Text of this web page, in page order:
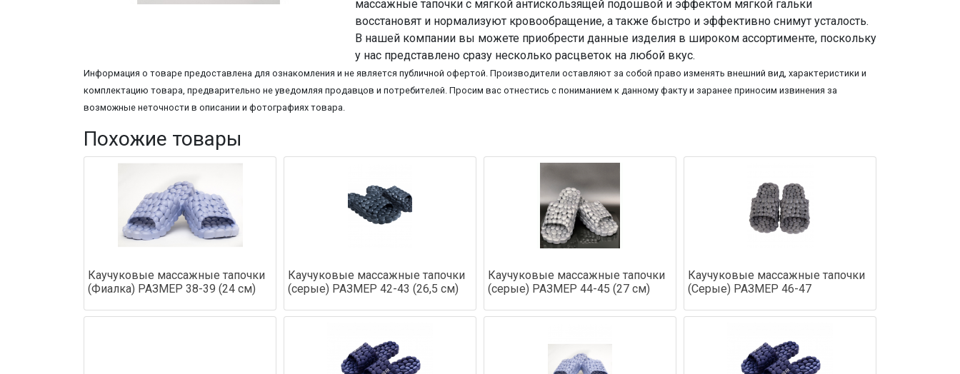
массажные тапочки с мягкой антискользящей подошвой и эффектом мягкой гальки
восстановят и нормализуют кровообращение, а также быстро и эффективно снимут усталость.
В нашей компании вы можете приобрести данные изделия в широком ассортименте, поскольку
у нас представлено сразу несколько расцветок на любой вкус.
Информация о товаре предоставлена для ознакомления и не является публичной офертой. Производители оставляют за собой право изменять внешний вид, характеристики и
комплектацию товара, предварительно не уведомляя продавцов и потребителей. Просим вас отнестись с пониманием к данному факту и заранее приносим извинения за
возможные неточности в описании и фотографиях товара.
Похожие товары
Каучуковые массажные тапочки
(Фиалка) РАЗМЕР 38-39 (24 см)
Каучуковые массажные тапочки
(серые) РАЗМЕР 42-43 (26,5 см)
Каучуковые массажные тапочки
(серые) РАЗМЕР 44-45 (27 см)
Каучуковые массажные тапочки
(Серые) РАЗМЕР 46-47